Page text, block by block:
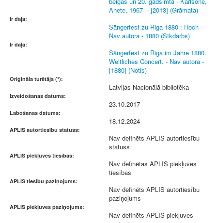
Anete, 1967- - [2013] (Grāmata)
Ir daļa:
Sängerfest zu Riga 1880 : Hoch -
Nav autora - 1880 (Sīkdarbs)
Ir daļa:
Sängerfest zu Riga im Jahre 1880.
Weltliches Concert. - Nav autora -
[1880] (Notis)
Oriģināla turētājs (*):
Latvijas Nacionālā bibliotēka
Izveidošanas datums:
23.10.2017
Labošanas datums:
18.12.2024
APLIS autortiesību statuss:
Nav definēts APLIS autortiesību
statuss
APLIS piekļuves tiesības:
Nav definētas APLIS piekļuves
tiesības
APLIS tiesību paziņojums:
Nav definēts APLIS autortiesību
paziņojums
APLIS piekļuves paziņojums:
Nav definēts APLIS piekļuves